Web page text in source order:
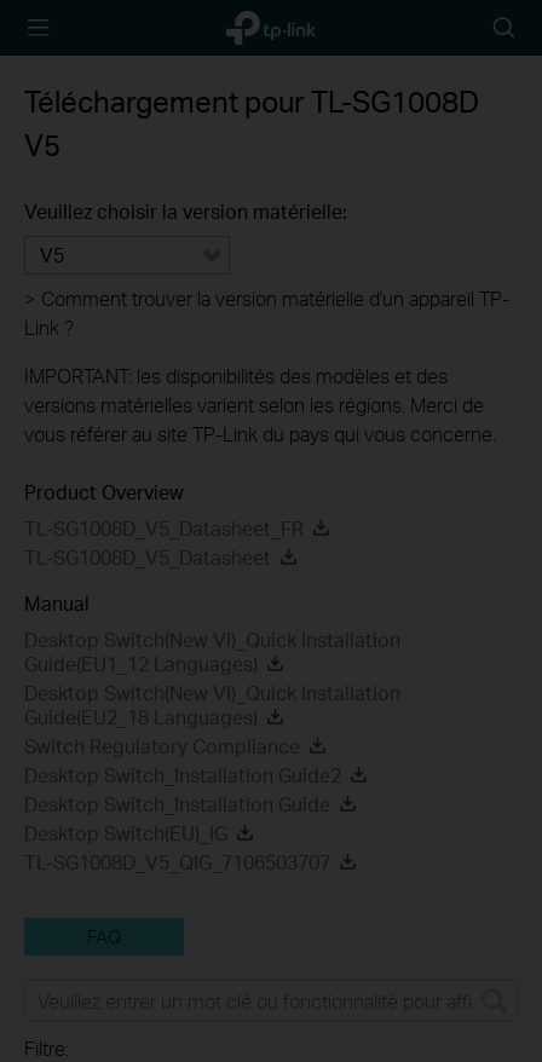
TP-Link,
Reliably
icon
Téléchargement pourTL-SG1008D
V5
Veuillez choisir la version matérielle:
V5
> Comment trouver la version matérielle d'un appareil TP-
Link ?
IMPORTANT: les disponibilités des modèles et des
versions matérielles varient selon les régions. Merci de
vous référer au site TP-Link du pays qui vous concerne.
Product Overview
TL-SG1008D_V5_Datasheet_FR
TL-SG1008D_V5_Datasheet
Manual
Desktop Switch(New VI)_Quick Installation
Guide(EU1_12 Languages)
Desktop Switch(New VI)_Quick Installation
Guide(EU2_18 Languages)
Switch Regulatory Compliance
Desktop Switch_Installation Guide2
Desktop Switch_Installation Guide
Desktop Switch(EU)_IG
TL-SG1008D_V5_QIG_7106503707
FAQ
Filtre: